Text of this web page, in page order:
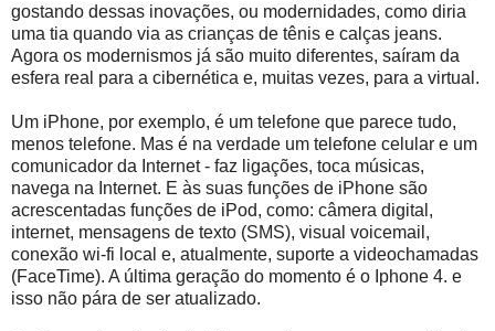
gostando dessas inovações, ou modernidades, como diria
uma tia quando via as crianças de tênis e calças jeans.
Agora os modernismos já são muito diferentes, saíram da
esfera real para a cibernética e, muitas vezes, para a virtual.
Um iPhone, por exemplo, é um telefone que parece tudo,
menos telefone. Mas é na verdade um telefone celular e um
comunicador da Internet - faz ligações, toca músicas,
navega na Internet. E às suas funções de iPhone são
acrescentadas funções de iPod, como: câmera digital,
internet, mensagens de texto (SMS), visual voicemail,
conexão wi-fi local e, atualmente, suporte a videochamadas
(FaceTime). A última geração do momento é o Iphone 4. e
isso não pára de ser atualizado.